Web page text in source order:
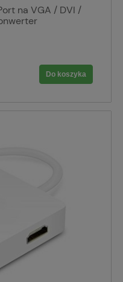
na VGA / DVI /
Do koszyka